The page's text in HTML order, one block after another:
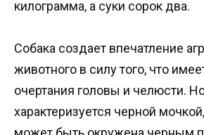
килограмма, а суки сорок два.
Собака создает впечатление
животного в силу того, что
очертания головы и челюсти.
характеризуется черной